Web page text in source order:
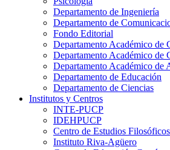
Departamento de Ingeniería
Departamento de
Fondo Editorial
Departamento Académico de
Departamento Académico de
Departamento Académico de
Departamento de Educación
Departamento de Ciencias
Institutos y Centros
INTE-PUCP
IDEHPUCP
Centro de Estudios Filosóficos
Instituto Riva-Agüero